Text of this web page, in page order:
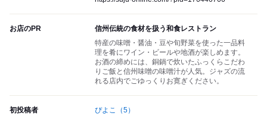
お店のPR
信州伝統の食材を扱う和食レストラン
特産の味噌・醤油・豆や旬野菜を使った一品料
理を肴にワイン・ビールや地酒が楽しめます。
お酒の締めには、銅鍋で炊いたふっくらこだわ
りご飯と信州味噌の味噌汁が人気。ジャズの流
れる店内でごゆっくりお寛ぎください。
初投稿者 ぴよこ （5）